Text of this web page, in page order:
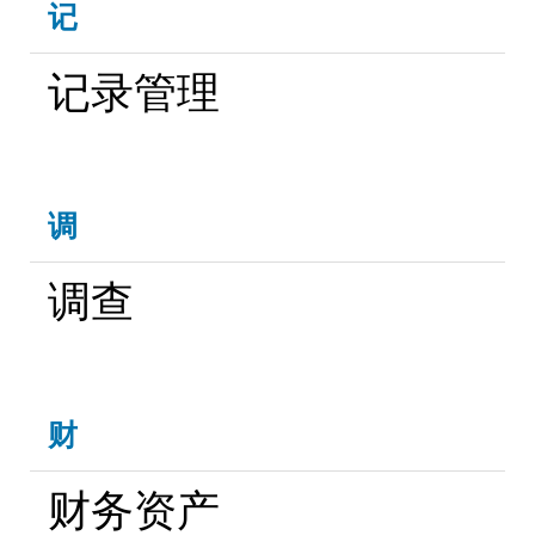
记
记录管理
调
调查
财
财务资产